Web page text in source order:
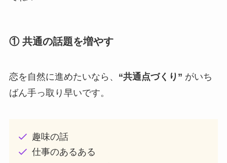
① 共通の話題を増やす
恋を自然に進めたいなら、 “共通点づくり” がいち
ばん手っ取り早いです。
趣味の話
仕事のあるある